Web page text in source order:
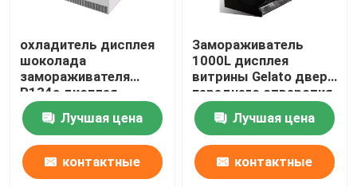
охладитель дисплея
шоколада
замораживателя
R134a дисплея
мороженого 190L
Лучшая цена
контактные
Замораживатель
1000L дисплея
витрины Gelato двери
переднего отверстия
стеклянный
Лучшая цена
контактные